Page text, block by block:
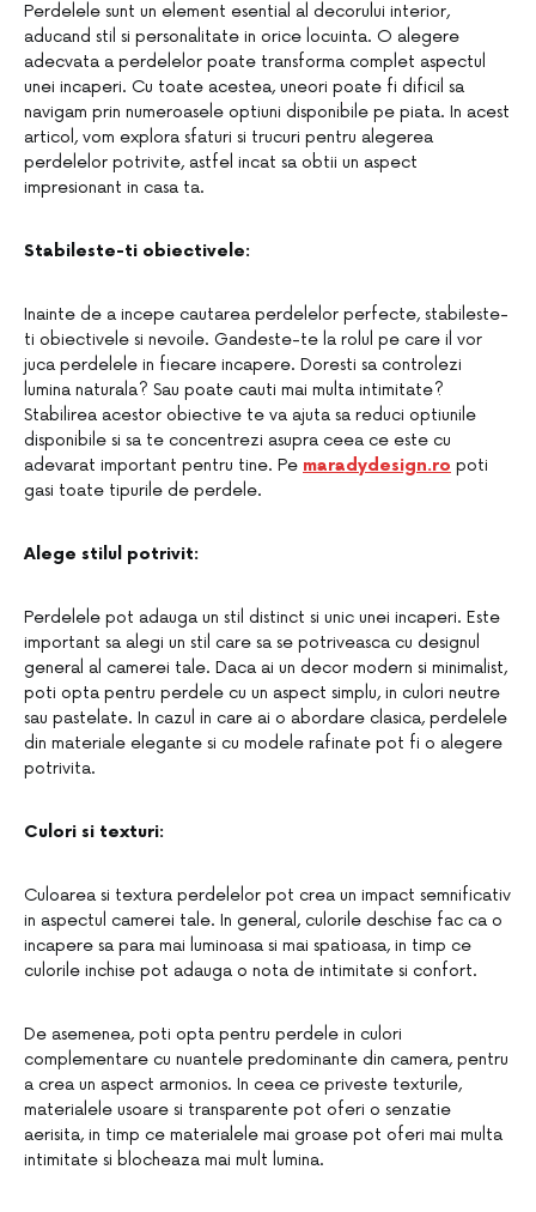
Perdelele sunt un element esential al decorului interior,
aducand stil si personalitate in orice locuinta. O alegere
adecvata a perdelelor poate transforma complet aspectul
unei incaperi. Cu toate acestea, uneori poate fi dificil sa
navigam prin numeroasele optiuni disponibile pe piata. In acest
articol, vom explora sfaturi si trucuri pentru alegerea
perdelelor potrivite, astfel incat sa obtii un aspect
impresionant in casa ta.
Stabileste-ti obiectivele:
Inainte de a incepe cautarea perdelelor perfecte, stabileste-
ti obiectivele si nevoile. Gandeste-te la rolul pe care il vor
juca perdelele in fiecare incapere. Doresti sa controlezi
lumina naturala? Sau poate cauti mai multa intimitate?
Stabilirea acestor obiective te va ajuta sa reduci optiunile
disponibile si sa te concentrezi asupra ceea ce este cu
adevarat important pentru tine. Pe maradydesign.ro poti
gasi toate tipurile de perdele.
Alege stilul potrivit:
Perdelele pot adauga un stil distinct si unic unei incaperi. Este
important sa alegi un stil care sa se potriveasca cu designul
general al camerei tale. Daca ai un decor modern si minimalist,
poti opta pentru perdele cu un aspect simplu, in culori neutre
sau pastelate. In cazul in care ai o abordare clasica, perdelele
din materiale elegante si cu modele rafinate pot fi o alegere
potrivita.
Culori si texturi:
Culoarea si textura perdelelor pot crea un impact semnificativ
in aspectul camerei tale. In general, culorile deschise fac ca o
incapere sa para mai luminoasa si mai spatioasa, in timp ce
culorile inchise pot adauga o nota de intimitate si confort.
De asemenea, poti opta pentru perdele in culori
complementare cu nuantele predominante din camera, pentru
a crea un aspect armonios. In ceea ce priveste texturile,
materialele usoare si transparente pot oferi o senzatie
aerisita, in timp ce materialele mai groase pot oferi mai multa
intimitate si blocheaza mai mult lumina.